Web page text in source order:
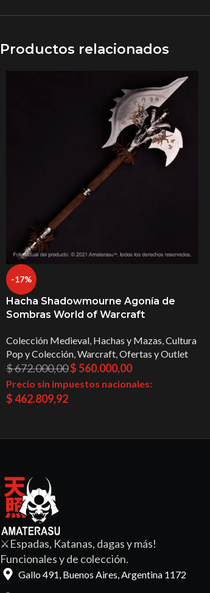
Productos relacionados
-17%
Hacha Shadowmourne Agonía de
Sombras World of Warcraft
Colección Medieval, Hachas y Mazas,Cultura
Pop y Colección,Warcraft,Ofertas y Outlet
$672.000,00$560.000,00
Precio sin impuestos nacionales:
$462.809,92
⚔️Espadas, Katanas, dagas y más!
Funcionales y de colección.
Gallo 491, Buenos Aires, Argentina 1172